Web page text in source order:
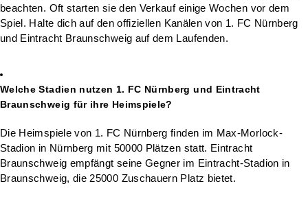
beachten. Oft starten sie den Verkauf einige Wochen vor dem
Spiel. Halte dich auf den offiziellen Kanälen von 1. FC Nürnberg
und Eintracht Braunschweig auf dem Laufenden.
Welche Stadien nutzen 1. FC Nürnberg und Eintracht
Braunschweig für ihre Heimspiele?
Die Heimspiele von 1. FC Nürnberg finden im Max-Morlock-
Stadion in Nürnberg mit 50000 Plätzen statt. Eintracht
Braunschweig empfängt seine Gegner im Eintracht-Stadion in
Braunschweig, die 25000 Zuschauern Platz bietet.